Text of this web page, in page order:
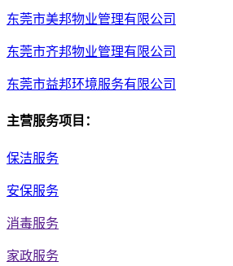
东莞市美邦物业管理有限公司
东莞市齐邦物业管理有限公司
东莞市益邦环境服务有限公司
主营服务项目：
保洁服务
安保服务
消毒服务
家政服务